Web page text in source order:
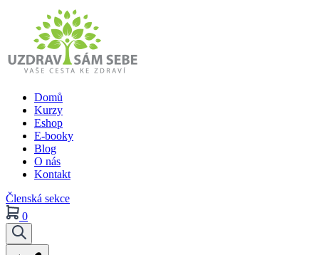
Domů
Kurzy
Eshop
E-booky
Blog
O nás
Kontakt
Členská sekce
0